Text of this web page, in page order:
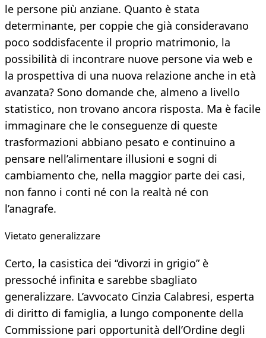
le persone più anziane. Quanto è stata
determinante, per coppie che già consideravano
poco soddisfacente il proprio matrimonio, la
possibilità di incontrare nuove persone via web e
la prospettiva di una nuova relazione anche in età
avanzata? Sono domande che, almeno a livello
statistico, non trovano ancora risposta. Ma è facile
immaginare che le conseguenze di queste
trasformazioni abbiano pesato e continuino a
pensare nell’alimentare illusioni e sogni di
cambiamento che, nella maggior parte dei casi,
non fanno i conti né con la realtà né con
l’anagrafe.
Vietato generalizzare
Certo, la casistica dei “divorzi in grigio” è
pressoché infinita e sarebbe sbagliato
generalizzare. L’avvocato Cinzia Calabresi, esperta
di diritto di famiglia, a lungo componente della
Commissione pari opportunità dell’Ordine degli